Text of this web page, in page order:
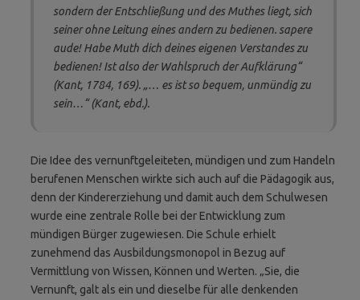
sondern der Entschließung und des Muthes liegt, sich
seiner ohne Leitung eines andern zu bedienen. sapere
aude! Habe Muth dich deines eigenen Verstandes zu
bedienen! Ist also der Wahlspruch der Aufklärung“
(Kant, 1784, 169). „… es ist so bequem, unmündig zu
sein…“ (Kant, ebd.).
Die Idee des vernunftgeleiteten, mündigen und zum Handeln
berufenen Menschen wirkte sich auch auf die Pädagogik aus,
denn der Kindererziehung und damit auch dem Schulwesen
wurde eine zentrale Rolle bei der Entwicklung zum
mündigen Bürger zugewiesen. Die Schule erhielt
zunehmend das Ausbildungsmonopol in Bezug auf
Vermittlung von Wissen, Können und Werten. „Sie, die
Vernunft, galt als ein und dieselbe für alle denkenden